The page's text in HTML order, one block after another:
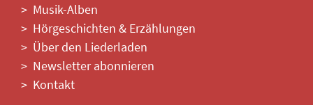
Musik-Alben
Hörgeschichten & Erzählungen
Über den Liederladen
Newsletter abonnieren
Kontakt